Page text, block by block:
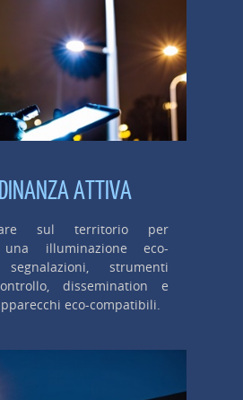
ATTIVA
sul territorio per
una illuminazione eco-
segnalazioni, strumenti
dissemination e
eco-compatibili.